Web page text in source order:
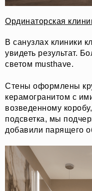
Ординаторская
В санузлах клиники
увидеть результат.
светом musthave.
Стены оформлены
керамогранитом с
возведенному
подсветка, мы
добавили парящего